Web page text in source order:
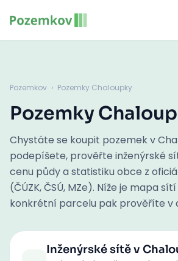
Pozemkov › Pozemky Chaloupky
Pozemky
Chystáte se koupit pozemek v
podepíšete, prověřte inženýrské
cenu půdy a statistiku obce z
(ČÚZK, ČSÚ, MZe). Níže je mapa
konkrétní parcelu pak prověříte v
Inženýrské sítěv